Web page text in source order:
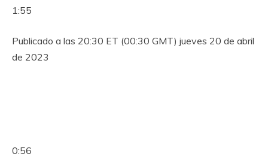
1:55
Publicado a las 20:30 ET (00:30 GMT) jueves 20 de abril
de 2023
0:56